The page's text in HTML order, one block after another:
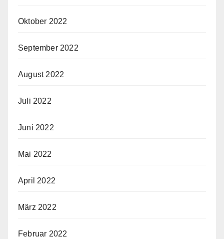
Oktober 2022
September 2022
August 2022
Juli 2022
Juni 2022
Mai 2022
April 2022
März 2022
Februar 2022